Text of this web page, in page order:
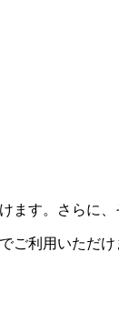
す。さらに
ご利用いただけ